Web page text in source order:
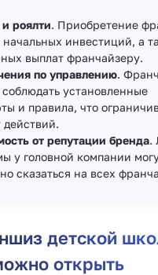
роялти. Приобретение
начальных инвестиций, а
выплат франчайзеру.
по управлению.
установленные
и правила, что
действий.
от репутации бренда.
у головной компании
сказаться на всех
детской
открыть